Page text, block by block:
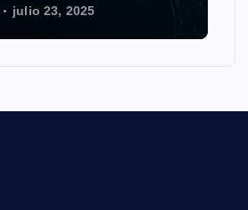
julio 23, 2025